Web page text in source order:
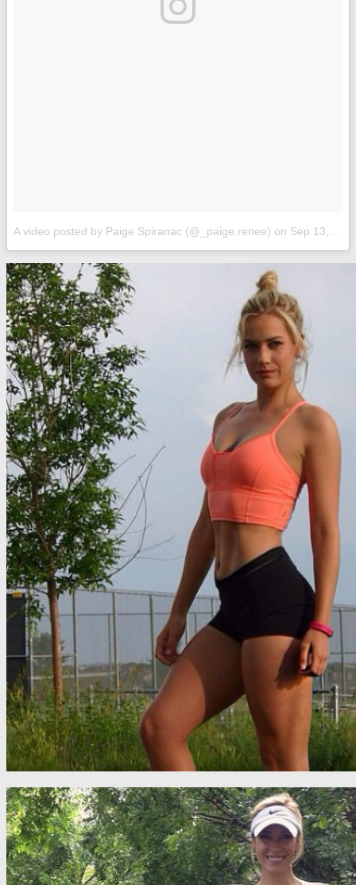
A video posted by Paige Spiranac (@_paige.renee) on Sep 13, 2016 at 5:02pm PDT